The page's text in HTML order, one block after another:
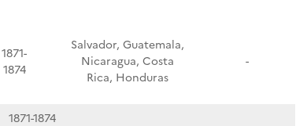
1871-
1874
Salvador, Guatemala,
Nicaragua, Costa
Rica, Honduras
-
1871-1874